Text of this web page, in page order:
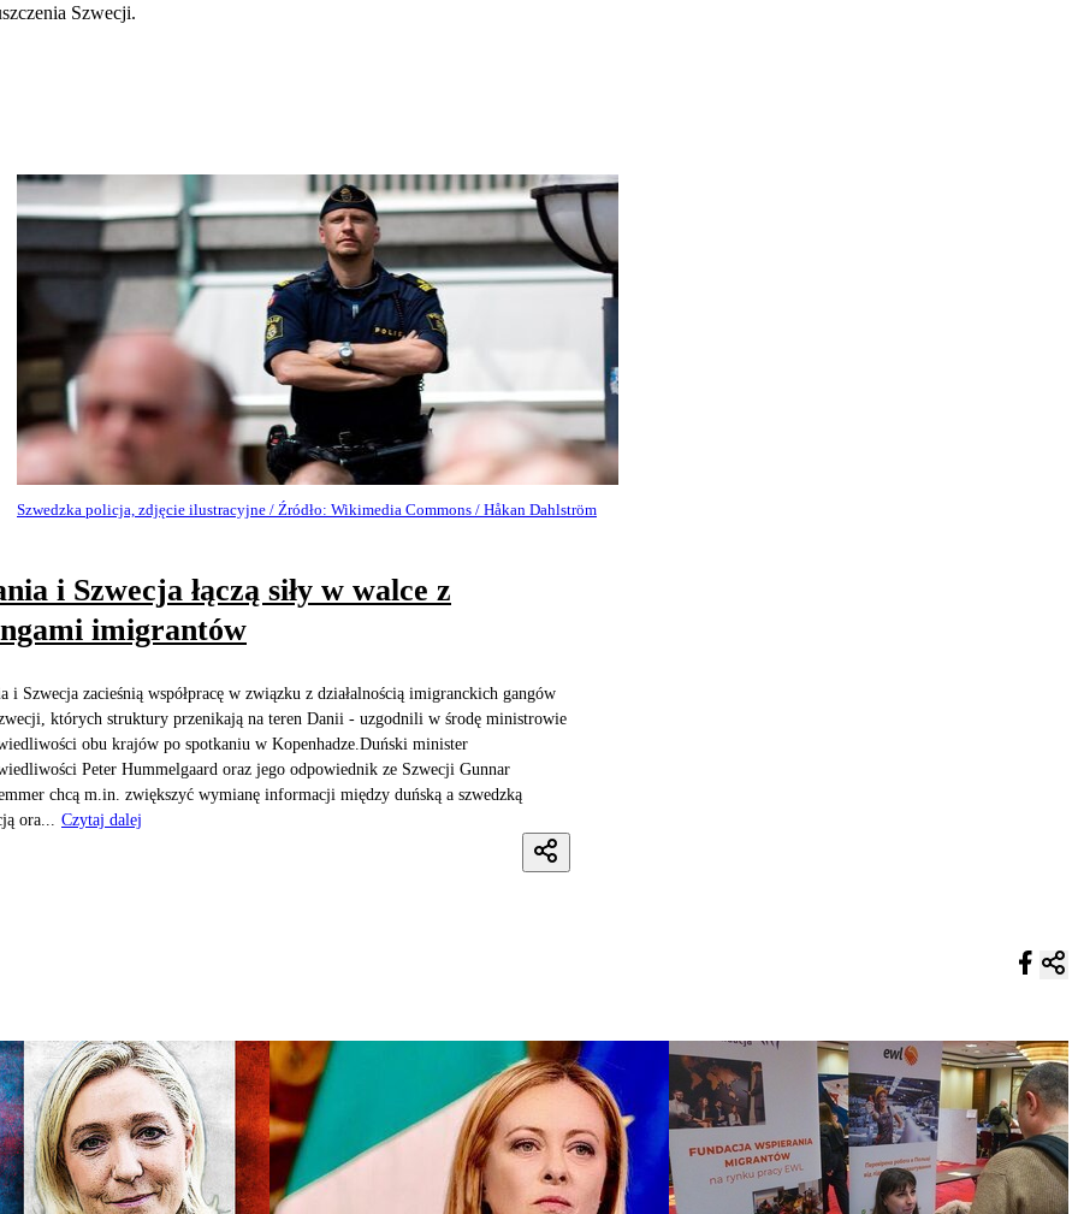
Szwecji.
Szwedzka policja, zdjęcie ilustracyjne / Źródło: Wikimedia Commons / Håkan Dahlström
i Szwecja łączą siły w walce z
imigrantów
i Szwecja zacieśnią współpracę w związku z działalnością imigranckich gangów
których struktury przenikają na teren Danii - uzgodnili w środę ministrowie
obu krajów po spotkaniu w Kopenhadze.Duński minister
Peter Hummelgaard oraz jego odpowiednik ze Szwecji Gunnar
chcą m.in. zwiększyć wymianę informacji między duńską a szwedzką
ora...
Czytaj dalej